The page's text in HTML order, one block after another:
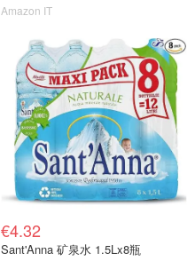
Amazon IT
€4.32
Sant'Anna 矿泉水 1.5Lx8瓶